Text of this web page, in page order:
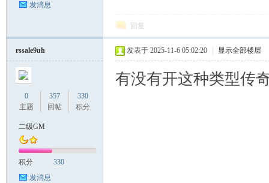
发消息
回复
rssale9uh
0
主题
357
回帖
330
积分
二级GM
积分
330
发消息
发表于 2025-11-6 05:02:20 显示全部楼层
有没有开这种类型传